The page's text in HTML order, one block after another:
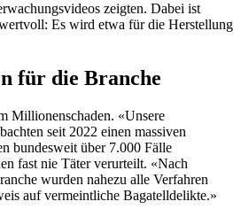
zeigten. Dabei ist
Es wird etwa für die Herstellung
für die Branche
Millionenschaden. «Unsere
seit 2022 einen massiven
bundesweit über 7.000 Fälle
fast nie Täter verurteilt. «Nach
wurden nahezu alle Verfahren
auf vermeintliche Bagatelldelikte.»